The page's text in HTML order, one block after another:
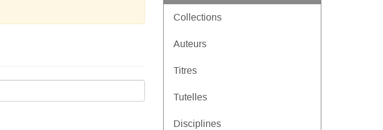
Collections
Auteurs
Titres
Tutelles
Disciplines